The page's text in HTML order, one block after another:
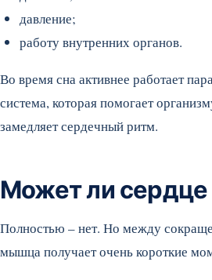
давление;
работу внутренних органов.
Во время сна активнее работает
система, которая помогает
замедляет сердечный ритм.
Может ли сердце
Полностью – нет. Но между
мышца получает очень короткие